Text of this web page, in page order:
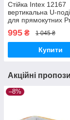
Стійка Intex 12167
вертикальна U-
для прямокутних
Frame басейнів
(400х200х100 см)
995 ₴ 1 045 ₴
Купити
Акційні
–8%